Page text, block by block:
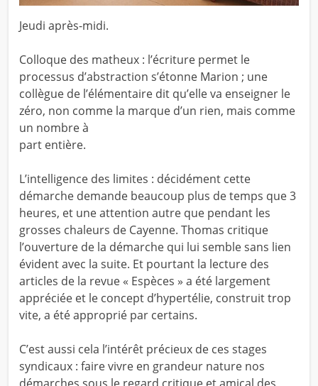
Jeudi après-midi.
Colloque des matheux : l’écriture permet le
processus d’abstraction s’étonne Marion ; une
collègue de l’élémentaire dit qu’elle va enseigner le
zéro, non comme la marque d’un rien, mais comme
un nombre à
part entière.
L’intelligence des limites : décidément cette
démarche demande beaucoup plus de temps que 3
heures, et une attention autre que pendant les
grosses chaleurs de Cayenne. Thomas critique
l’ouverture de la démarche qui lui semble sans lien
évident avec la suite. Et pourtant la lecture des
articles de la revue « Espèces » a été largement
appréciée et le concept d’hypertélie, construit trop
vite, a été approprié par certains.
C’est aussi cela l’intérêt précieux de ces stages
syndicaux : faire vivre en grandeur nature nos